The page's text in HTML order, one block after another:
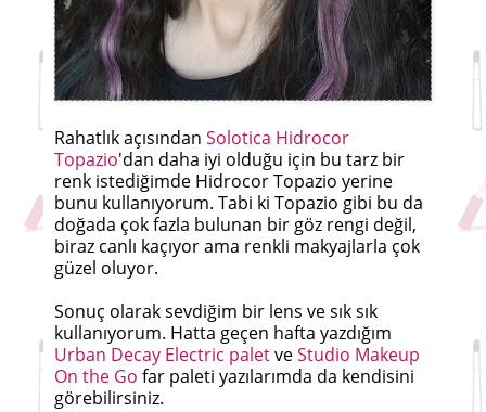
Rahatlık açısından Solotica Hidrocor
Topazio'dan daha iyi olduğu için bu tarz bir
renk istediğimde Hidrocor Topazio yerine
bunu kullanıyorum. Tabi ki Topazio gibi bu da
doğada çok fazla bulunan bir göz rengi değil,
biraz canlı kaçıyor ama renkli makyajlarla çok
güzel oluyor.
Sonuç olarak sevdiğim bir lens ve sık sık
kullanıyorum. Hatta geçen hafta yazdığım
Urban Decay Electric paletveStudio Makeup
On the Go far paleti yazılarımda da kendisini
görebilirsiniz.